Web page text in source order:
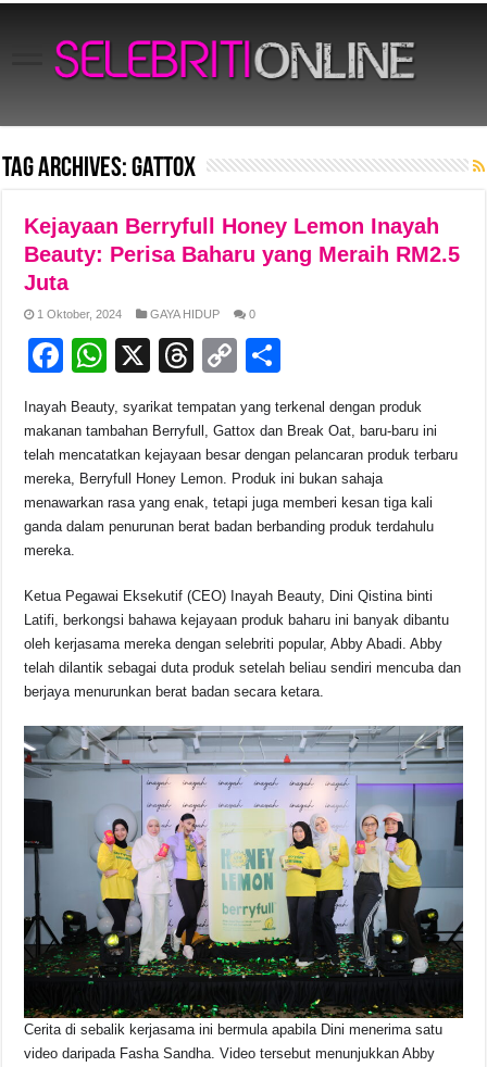
Tag Archives:Gattox
Kejayaan Berryfull Honey Lemon Inayah
Beauty: Perisa Baharu yang Meraih RM2.5
Juta
1 Oktober, 2024 GAYA HIDUP 0
F
c
e
b
o
o
k
W
at
s
A
p
X
T
e
a
d
s
C
p
y
Li
n
ar
e
Inayah Beauty, syarikat tempatan yang terkenal dengan produk
makanan tambahan Berryfull, Gattox dan Break Oat, baru-baru ini
telah mencatatkan kejayaan besar dengan pelancaran produk terbaru
mereka, Berryfull Honey Lemon. Produk ini bukan sahaja
menawarkan rasa yang enak, tetapi juga memberi kesan tiga kali
ganda dalam penurunan berat badan berbanding produk terdahulu
mereka.
Ketua Pegawai Eksekutif (CEO) Inayah Beauty, Dini Qistina binti
Latifi, berkongsi bahawa kejayaan produk baharu ini banyak dibantu
oleh kerjasama mereka dengan selebriti popular, Abby Abadi. Abby
telah dilantik sebagai duta produk setelah beliau sendiri mencuba dan
berjaya menurunkan berat badan secara ketara.
Cerita di sebalik kerjasama ini bermula apabila Dini menerima satu
video daripada Fasha Sandha. Video tersebut menunjukkan Abby